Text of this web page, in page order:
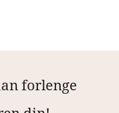
forlenge